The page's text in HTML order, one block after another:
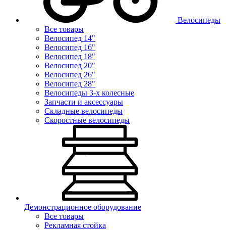
Велосипеды
Все товары
Велосипед 14"
Велосипед 16"
Велосипед 18"
Велосипед 20"
Велосипед 26"
Велосипед 28"
Велосипеды 3-х колесные
Запчасти и аксессуары
Складные велосипеды
Скоростные велосипеды
Демонстрационное оборудование
Все товары
Рекламная стойка